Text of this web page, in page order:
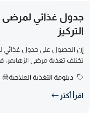
جدول غذائي لمرضى
التركيز
إن الحصول على جدول غذائي
تختلف تغذية مرضى الزهايمر،
دبلومة التغذية العلاجية
اقرأ أكثر